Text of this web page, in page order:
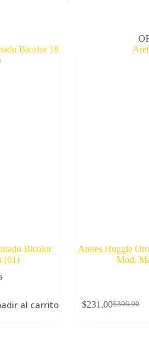
Bicolor
(01)
al carrito
Aretes Huggie
Mod.
$306.00
El
$231.00El